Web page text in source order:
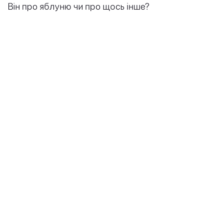
Він про яблуню чи про щось інше?